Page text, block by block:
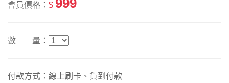
會員價格： $ 999
數 量：
付款方式：線上刷卡、貨到付款